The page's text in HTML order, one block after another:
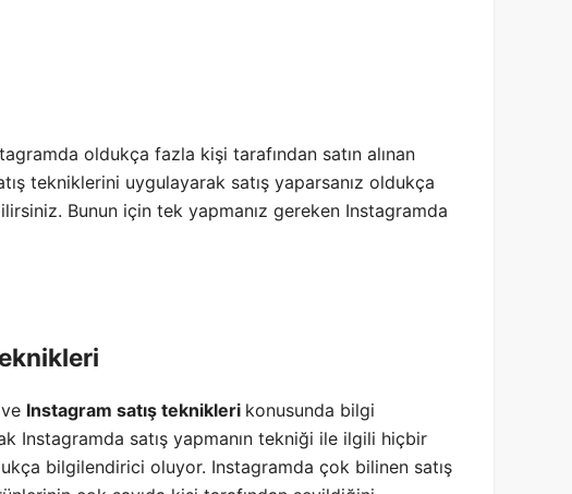
oldukça fazla kişi tarafından satın alınan
tekniklerini uygulayarak satış yaparsanız oldukça
Bunun için tek yapmanız gereken Instagramda
Instagram satış teknikleri konusunda bilgi
Instagramda satış yapmanın tekniği ile ilgili hiçbir
bilgilendirici oluyor. Instagramda çok bilinen satış